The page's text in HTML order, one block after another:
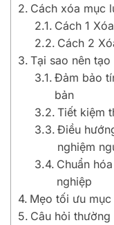
Cách xóa mục
Cách 1
Cách 2
Tại sao nên
Đảm bảo
bản
Tiết kiệm
Điều
nghiệm
Chuẩn
nghiệp
Mẹo tối ưu
Câu hỏi thường